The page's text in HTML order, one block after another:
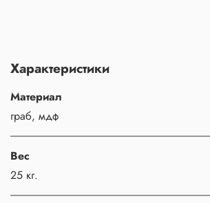
Характеристики
Материал
граб, мдф
Вес
25 кг.